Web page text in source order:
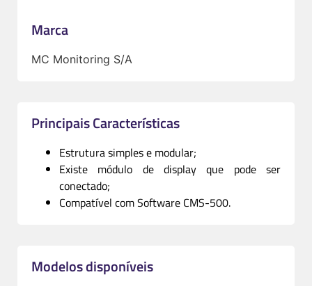
Marca
MC Monitoring S/A
Principais Características
Estrutura simples e modular;
Existe módulo de display que pode ser
conectado;
Compatível com Software CMS-500.
Modelos disponíveis